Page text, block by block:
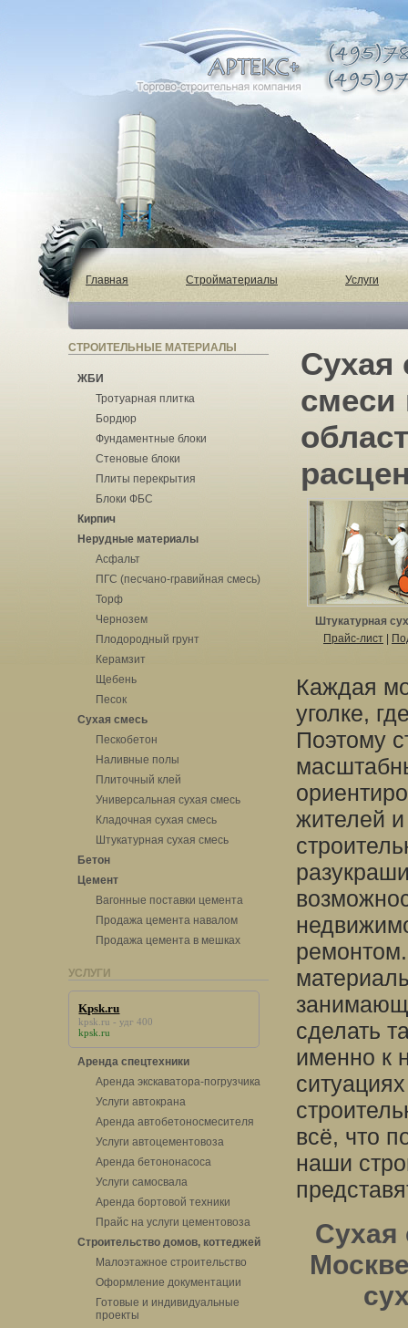
Главная Стройматериалы Услуги
СТРОИТЕЛЬНЫЕ МАТЕРИАЛЫ
ЖБИ
Тротуарная плитка
Бордюр
Фундаментные блоки
Стеновые блоки
Плиты перекрытия
Блоки ФБС
Кирпич
Нерудные материалы
Асфальт
ПГС (песчано-гравийная смесь)
Торф
Чернозем
Плодородный грунт
Керамзит
Щебень
Песок
Сухая смесь
Пескобетон
Наливные полы
Плиточный клей
Универсальная сухая смесь
Кладочная сухая смесь
Штукатурная сухая смесь
Бетон
Цемент
Вагонные поставки цемента
Продажа цемента навалом
Продажа цемента в мешках
УСЛУГИ
Kpsk.ru
kpsk.ru - удг 400
kpsk.ru
Аренда спецтехники
Аренда экскаватора-погрузчика
Услуги автокрана
Аренда автобетоносмесителя
Услуги автоцементовоза
Аренда бетононасоса
Услуги самосвала
Аренда бортовой техники
Прайс на услуги цементовоза
Строительство домов, коттеджей
Малоэтажное строительство
Оформление документации
Готовые и индивидуальные
проекты
Сухая
смеси
Штукатурная
Прайс-лист
Каждая
уголке,
Поэтому
жителей
сделать
именно к
всё, что
наши
Сухая